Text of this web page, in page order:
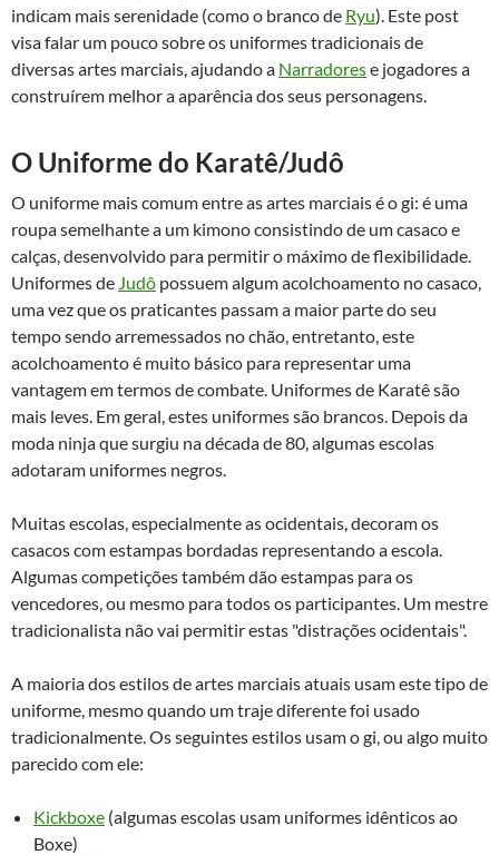
indicam mais serenidade (como o branco de Ryu). Este post
visa falar um pouco sobre os uniformes tradicionais de
diversas artes marciais, ajudando a Narradorese jogadores a
construírem melhor a aparência dos seus personagens.
O Uniforme do Karatê/Judô
O uniforme mais comum entre as artes marciais é o gi: é uma
roupa semelhante a um kimono consistindo de um casaco e
calças, desenvolvido para permitir o máximo de flexibilidade.
Uniformes de Judô possuem algum acolchoamento no casaco,
uma vez que os praticantes passam a maior parte do seu
tempo sendo arremessados no chão, entretanto, este
acolchoamento é muito básico para representar uma
vantagem em termos de combate. Uniformes de Karatê são
mais leves. Em geral, estes uniformes são brancos. Depois da
moda ninja que surgiu na década de 80, algumas escolas
adotaram uniformes negros.
Muitas escolas, especialmente as ocidentais, decoram os
casacos com estampas bordadas representando a escola.
Algumas competições também dão estampas para os
vencedores, ou mesmo para todos os participantes. Um mestre
tradicionalista não vai permitir estas "distrações ocidentais".
A maioria dos estilos de artes marciais atuais usam este tipo de
uniforme, mesmo quando um traje diferente foi usado
tradicionalmente. Os seguintes estilos usam o gi, ou algo muito
parecido com ele:
Kickboxe (algumas escolas usam uniformes idênticos ao
Boxe)